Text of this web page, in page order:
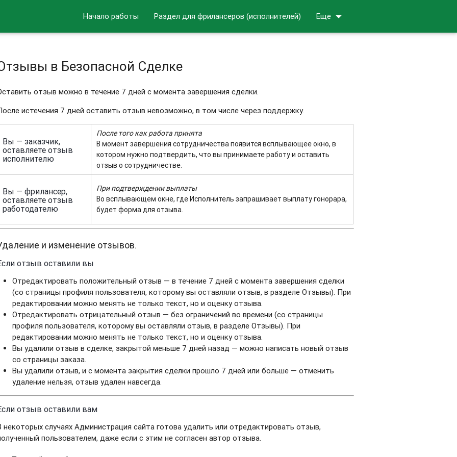
Начало работы Раздел для фрилансеров (исполнителей) Еще arrow_drop_down
в Безопасной Сделке
отзыв можно в течение 7 дней с момента завершения сделки.
истечения 7 дней оставить отзыв невозможно, в том числе через поддержку.
Вы — заказчик,
оставляете отзыв
исполнителю
После того как работа принята
В момент завершения сотрудничества появится всплывающее окно, в
котором нужно подтвердить, что вы принимаете работу и оставить
отзыв о сотрудничестве.
Вы — фрилансер,
оставляете отзыв
работодателю
При подтверждении выплаты
Во всплывающем окне, где Исполнитель запрашивает выплату гонорара,
будет форма для отзыва.
и изменение отзывов.
отзыв оставили вы
Отредактировать положительный отзыв — в течение 7 дней с момента завершения сделки
(со страницы профиля пользователя, которому вы оставляли отзыв, в разделе Отзывы). При
редактировании можно менять не только текст, но и оценку отзыва.
Отредактировать отрицательный отзыв — без ограничений во времени (со страницы
профиля пользователя, которому вы оставляли отзыв, в разделе Отзывы). При
редактировании можно менять не только текст, но и оценку отзыва.
Вы удалили отзыв в сделке, закрытой меньше 7 дней назад — можно написать новый отзыв
со страницы заказа.
Вы удалили отзыв, и с момента закрытия сделки прошло 7 дней или больше — отменить
удаление нельзя, отзыв удален навсегда.
отзыв оставили вам
некоторых случаях Администрация сайта готова удалить или отредактировать отзыв,
пользователем, даже если с этим не согласен автор отзыва.